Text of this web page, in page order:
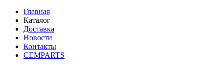
Главная
Каталог
Доставка
Новости
Контакты
CEMPARTS